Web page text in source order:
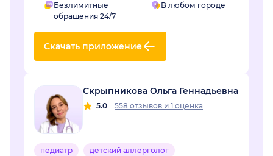
Безлимитные
обращения 24/7
В любом городе
Скачать приложение
Скрыпникова Ольга Геннадьевна
5.0 558 отзывов и 1 оценка
педиатр детский аллерголог